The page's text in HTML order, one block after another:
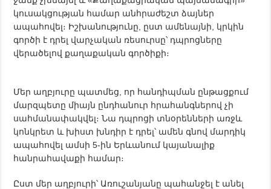
կուսակցության համար անհրաժեշտ ձայներ
ապահովել։ Իշխանությունը, ըստ ամենայնի, կրկին
գործի է դրել վարչական ռեսուրսը՝ դպրոցները
վերածելով քաղաքական գործիքի։
Մեր աղբյուրը պատմեց, որ հանդիպման ընթացքում
մարզպետը միայն ընդհանուր հրահանգներով չի
սահմանափակվել։ Նա դպրոցի տնօրենների առջև
կոնկրետ և խիստ խնդիր է դրել՝ ամեն գնով մարդիկ
ապահովել ամսի 5-ին Երևանում կայանալիք
հանրահավաքի համար։
Ըստ մեր աղբյուրի՝ Առուշանյանը պահանջել է անել